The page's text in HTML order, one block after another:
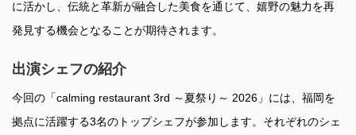
に活かし、伝統と革新が融合した美食を通じて、嬉野の魅力を再
発見する機会となることが期待されます。
出演シェフの紹介
今回の「calming restaurant 3rd ～夏祭り～ 2026」には、福岡を
拠点に活躍する3名のトップシェフが参加します。それぞれのシェ